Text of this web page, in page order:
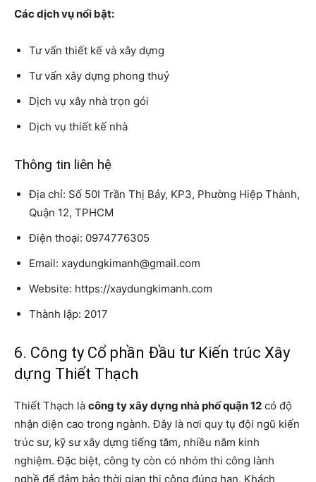
Các dịch vụ nổi bật:
Tư vấn thiết kế và xây dựng
Tư vấn xây dựng phong thuỷ
Dịch vụ xây nhà trọn gói
Dịch vụ thiết kế nhà
Thông tin liên hệ
Địa chỉ: Số 50I Trần Thị Bảy, KP3, Phường Hiệp Thành,
Quận 12, TPHCM
Điện thoại: 0974776305
Email: xaydungkimanh@gmail.com
Website: https://xaydungkimanh.com
Thành lập: 2017
6. Công ty Cổ phần Đầu tư Kiến trúc Xây
dựng Thiết Thạch
Thiết Thạch là công ty xây dựng nhà phố quận 12 có độ
nhận diện cao trong ngành. Đây là nơi quy tụ đội ngũ kiến
trúc sư, kỹ sư xây dựng tiếng tăm, nhiều năm kinh
nghiệm. Đặc biệt, công ty còn có nhóm thi công lành
nghề để đảm bảo thời gian thi công đúng hạn. Khách